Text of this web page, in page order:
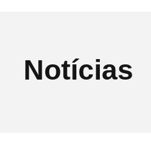
Notícias